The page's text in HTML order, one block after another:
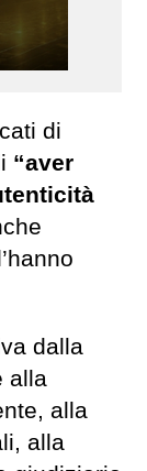
di
“aver
dalla
alla
alla
alla